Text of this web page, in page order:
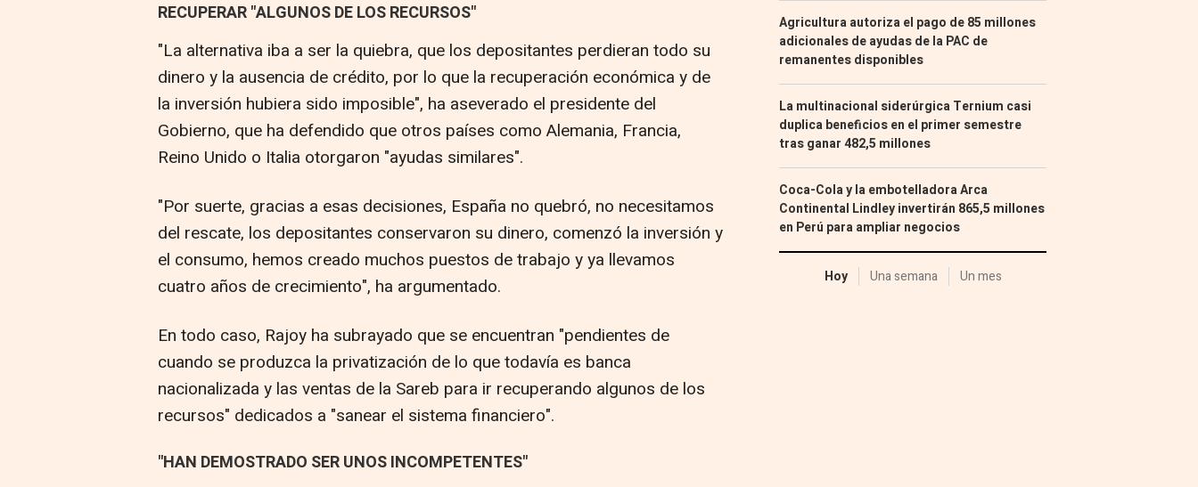
RECUPERAR "ALGUNOS DE LOS RECURSOS"
"La alternativa iba a ser la quiebra, que los depositantes perdieran todo su
dinero y la ausencia de crédito, por lo que la recuperación económica y de
la inversión hubiera sido imposible", ha aseverado el presidente del
Gobierno, que ha defendido que otros países como Alemania, Francia,
Reino Unido o Italia otorgaron "ayudas similares".
"Por suerte, gracias a esas decisiones, España no quebró, no necesitamos
del rescate, los depositantes conservaron su dinero, comenzó la inversión y
el consumo, hemos creado muchos puestos de trabajo y ya llevamos
cuatro años de crecimiento", ha argumentado.
En todo caso, Rajoy ha subrayado que se encuentran "pendientes de
cuando se produzca la privatización de lo que todavía es banca
nacionalizada y las ventas de la Sareb para ir recuperando algunos de los
recursos" dedicados a "sanear el sistema financiero".
"HAN DEMOSTRADO SER UNOS INCOMPETENTES"
Agricultura autoriza el pago de 85 millones
adicionales de ayudas de la PAC de
remanentes disponibles
La multinacional siderúrgica Ternium casi
duplica beneficios en el primer semestre
tras ganar 482,5 millones
Coca-Cola y la embotelladora Arca
Continental Lindley invertirán 865,5 millones
en Perú para ampliar negocios
Hoy Una semana Un mes